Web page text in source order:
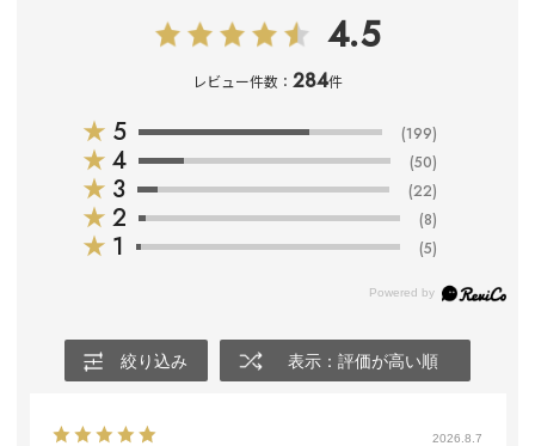
4.5
レビュー件数： 284件
★ 5 (199)
★ 4 (50)
★ 3 (22)
★ 2 (8)
★ 1 (5)
絞り込み 表示：評価が高い順
2026.8.7